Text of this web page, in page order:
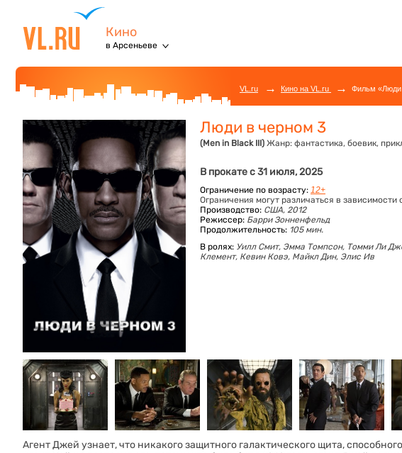
Кино
в Арсеньеве
VL.ru → Кино на VL.ru → Фильм «Люди
Люди в черном 3
(Men in Black III) Жанр: фантастика, боевик,
В прокате с 31 июля, 2025
Ограничение по возрасту: 12+
Ограничения могут различаться в зависимости
Производство: США, 2012
Режиссер: Барри Зонненфельд
Продолжительность: 105 мин.
В ролях: Уилл Смит, Эмма Томпсон, Томми Ли
Клемент, Кевин Ковэ, Майкл Дин, Элис Ив
Агент Джей узнает, что никакого защитного галактического щита,